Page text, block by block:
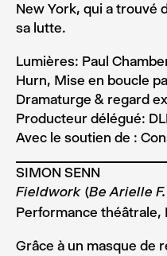
New York, qui a trouvé
sa lutte.
Lumières: Paul
Hurn, Mise en boucle
Dramaturge & regard
Producteur délégué:
Avec le soutien de :
SIMON SENN
Fieldwork (Be Arielle
Performance théâtrale,
Grâce à un masque de